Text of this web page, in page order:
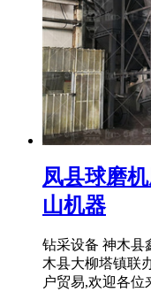
凤县球磨
山机器
钻采设备 神木县
木县大柳塔镇联
户贸易,欢迎各